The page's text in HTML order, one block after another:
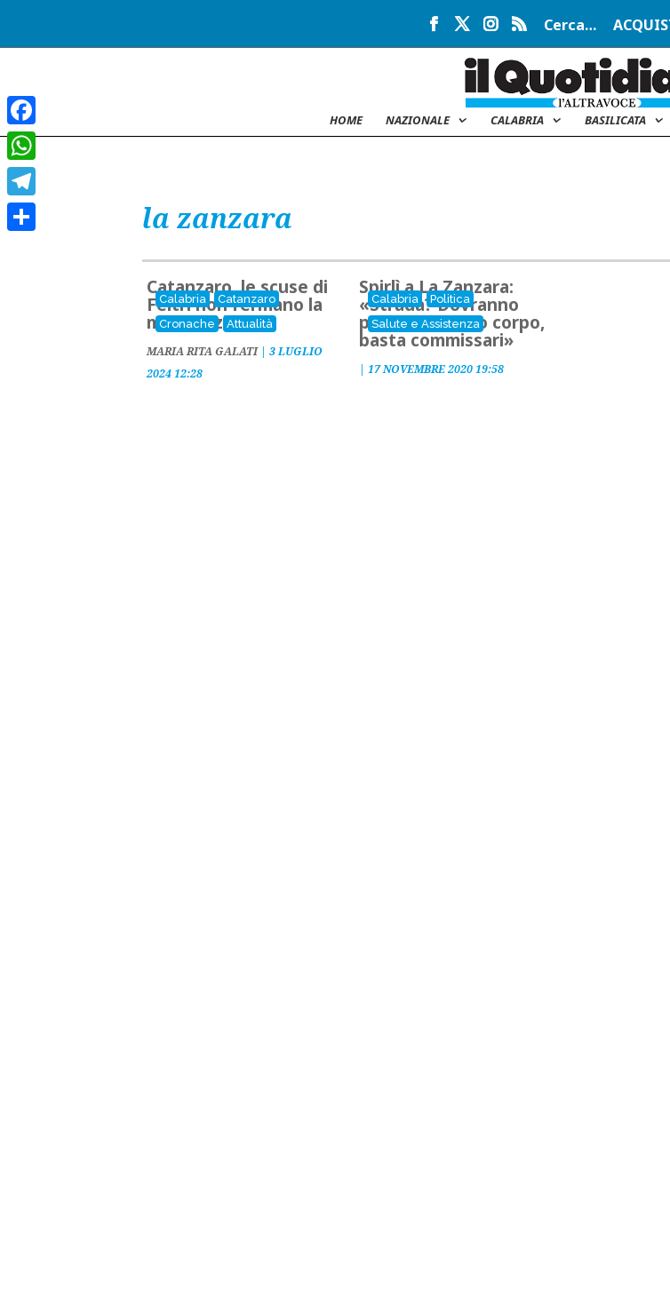
Cerca…
HOME NAZIONALE CALABRIA BASILICATA
la zanzara
Calabria
Catanzaro
Cronache
Attualità
Catanzaro, le scuse di
Feltri non fermano la
mobilitazione
MARIA RITA GALATI| 3 LUGLIO
2024 12:28
Calabria
Politica
Salute e Assistenza
Spirlì a La Zanzara:
«Strada? Dovranno
passare sul mio corpo,
basta commissari»
|17 NOVEMBRE 2020 19:58
Facebook
WhatsApp
Telegram